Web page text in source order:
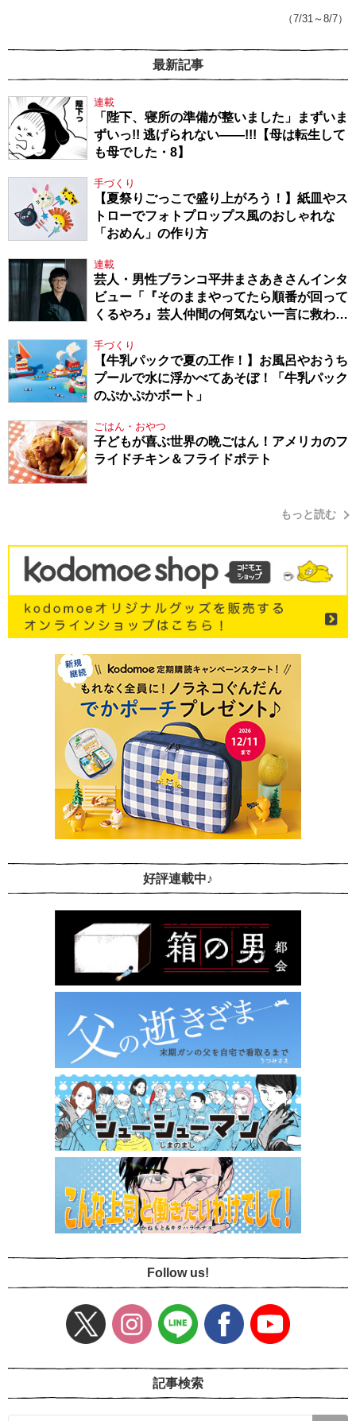
（7/31～8/7）
最新記事
連載
「陛下、寝所の準備が整いました」まずいま
ずいっ!! 逃げられない――!!!【母は転生して
も母でした・8】
手づくり
【夏祭りごっこで盛り上がろう！】紙皿やス
トローでフォトプロップス風のおしゃれな
「おめん」の作り方
連載
芸人・男性ブランコ平井まさあきさんインタ
ビュー「『そのままやってたら順番が回って
くるやろ』芸人仲間の何気ない一言に救われ
手づくり
【牛乳パックで夏の工作！】お風呂やおうち
プールで水に浮かべてあそぼ！「牛乳パック
のぷかぷかボート」
ごはん・おやつ
子どもが喜ぶ世界の晩ごはん！アメリカのフ
ライドチキン＆フライドポテト
もっと読む
好評連載中♪
Follow us!
記事検索